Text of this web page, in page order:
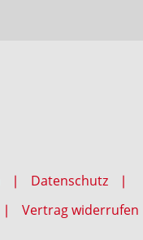
Datenschutz
Vertrag widerrufen